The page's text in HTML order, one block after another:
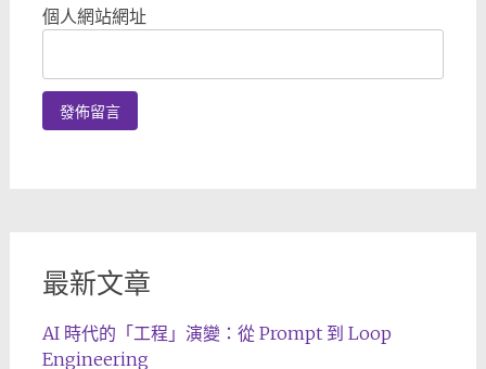
個人網站網址
最新文章
AI 時代的「工程」演變：從 Prompt 到 Loop
Engineering